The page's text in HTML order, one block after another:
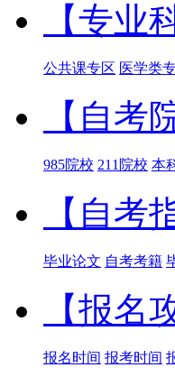
【专业
公共课专区 医学类
【自考
985院校 211院校 本
【自考
毕业论文 自考考籍
【报名
报名时间 报考时间